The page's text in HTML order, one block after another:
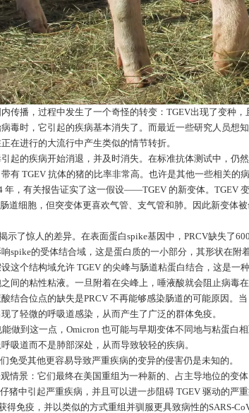
传播，过程中发生了一个奇怪的转变：TGEV出现了变种，
毒时，它引起的疾病基本消失了。而最近一些研究人员想
在进行的大流行中产生类似的情节转折。
起的疾病开始消退，并及时消失。在标准抗体测试中，仍
有 TGEV 抗体的猪的比率非常高。也许是其他一些相关的
年，有关报告证实了这一假设——TGEV 的新变体。TGEV
道细胞，但突变体更喜欢气管、支气管和肺。因此新变体
示了惊人的差异。在表面蛋白spike基因中，PRCV缺失了
spike的受体结合域，这是蛋白质的一小部分，其形状在附
这个结构域允许 TGEV 的尖峰与肠道粘蛋白结合，这是一
间的粘性粘液。一旦附着在尖峰上，唾液酸就会阻止病毒
结合位点的缺失是PRCV 不再能够感染肠道的可能原因。当
了轻微的呼吸道感染，从而产生了广泛的群体免疫。
做到这一点，Omicron 也可能与早期变体不同地与粘蛋白
吸道而不是肺部深处，从而导致较轻的疾病。
免受其他更容易导致严重疾病的变异的侵害仍是未知的。
情景：它们最终在美国重组为一种新的、占主导地位的变
猪中引起严重疾病，并且可以进一步阻碍 TGEV 驱动的严
得免疫，并以类似的方式重组并驯服更具致病性的SARS-